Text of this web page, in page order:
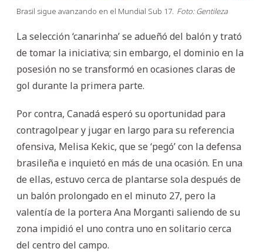
Brasil sigue avanzando en el Mundial Sub 17. Foto: Gentileza
La selección ‘canarinha’ se adueñó del balón y trató
de tomar la iniciativa; sin embargo, el dominio en la
posesión no se transformó en ocasiones claras de
gol durante la primera parte.
Por contra, Canadá esperó su oportunidad para
contragolpear y jugar en largo para su referencia
ofensiva, Melisa Kekic, que se ‘pegó’ con la defensa
brasileña e inquietó en más de una ocasión. En una
de ellas, estuvo cerca de plantarse sola después de
un balón prolongado en el minuto 27, pero la
valentía de la portera Ana Morganti saliendo de su
zona impidió el uno contra uno en solitario cerca
del centro del campo.